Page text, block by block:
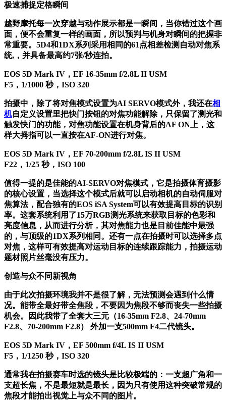
极速捕捉定格瞬间
越野摩托每一次穿越与动作展示都是一瞬间，当你错过这个画
面，便不会重复一样的画面，所以预判与机身对瞬间的把握非
常重要。5D4和1DX系列采用相同的61点相差检测自动对焦系
统,，并具备最高约7张/秒连拍。
EOS 5D Mark IV，EF 16-35mm f/2.8L II USM
F5，1/1000 秒，ISO 320
拍摄中，除了将对焦模式设置为AI SERVO模式外，我还在相
机自定义设置里把快门按钮的对焦功能解除，只保留了测光和
触发快门的功能，对焦功能设置在机身背后的AF ON上，这
样大拇指可以一直按在AF-ON进行对焦。
EOS 5D Mark IV，EF 70-200mm f/2.8L IS II USM
F22，1/25 秒，ISO 100
值得一提的是佳能的AI-SERVO对焦模式，它是拍摄体育摄影
的核心设置，当选择这个模式后就可以启动相机的自动伺服对
焦算法，配合独有的EOS iSA System可以有效提高目标的识别
率。这套系统利用了15万RGB测光系统来获取目标的色彩和
亮度信息，从而进行分析，其对焦能力也是目前佳能中最强
的，与顶级的1DX系列相同。还有一点在拍摄时可以选择多点
对焦，这样可有效提高对运动目标的连续跟踪能力，拍摄运动
题材照片丝毫没有压力。
创造与众不同新视角
由于此次拍摄环境我并不是很了解，无法预测会遇到什么情
况。能带全最好带全焦段，不要因为焦段不够而丧失一些拍摄
机会。因此我带了全套大三元（16-35mm F2.8、24-70mm
F2.8、70-200mm F2.8） 外加一支500mm F4二代镜头。
EOS 5D Mark IV，EF 500mm f/4L IS II USM
F5，1/1250 秒，ISO 320
通常我在拍摄赛车时选的镜头是比较极端的：一支超广角和一
支超长焦，不是最短就是最长，因为只有使用这种突破常规的
焦段才能拍出视觉上与众不同的图片。